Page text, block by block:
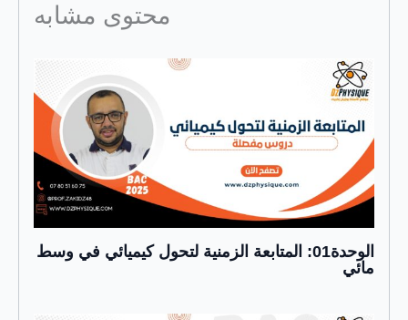
محتوى مشابه
الوحدة01: المتابعة الزمنية لتحول كيميائي في وسط
مائي